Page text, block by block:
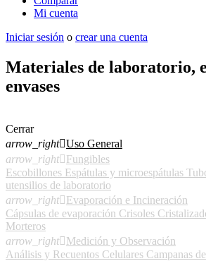
Mi cuenta
Iniciar sesión o crear una cuenta
Materiales de laboratorio,
envases
Cerrar
arrow_rightUso General
arrow_right Fungibles
Escobillones Espátulas y microespátulas
utensilios de laboratorio
arrow_right Evaporación e Incineración
Cápsulas de evaporación Crisoles
Morteros
arrow_right Medición y Observación
Análisis y Recuentos Celulares Campanas